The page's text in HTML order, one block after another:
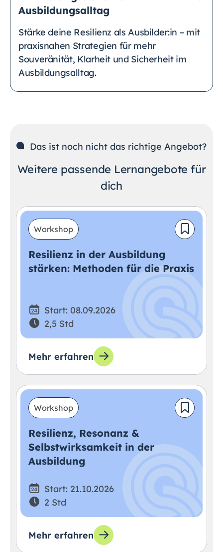
Ausbildungsalltag
Stärke deine Resilienz als Ausbilder:in – mit
praxisnahen Strategien für mehr
Souveränität, Klarheit und Sicherheit im
Ausbildungsalltag.
Das ist noch nicht das richtige Angebot?
Weitere passende Lernangebote für
dich
Workshop
Resilienz in der Ausbildung
stärken: Methoden für die Praxis
Start: 08.09.2026
2,5 Std
Mehr erfahren
Workshop
Resilienz, Resonanz &
Selbstwirksamkeit in der
Ausbildung
Start: 21.10.2026
2 Std
Mehr erfahren